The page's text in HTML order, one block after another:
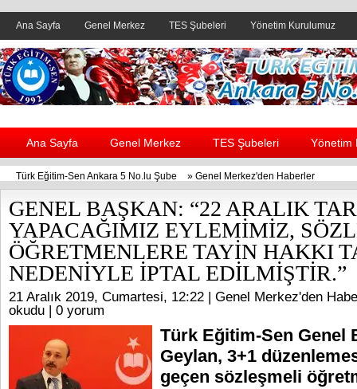
Ana Sayfa Genel Merkez TES Şubeleri Yönetim Kurulumuz
Header yanı reklam alanı
Ana Sayfa Genel Merkez TES Şubeleri Yönetim
Türk Eğitim-Sen Ankara 5 No.lu Şube » Genel Merkez'den Haberler
GENEL BAŞKAN: “22 ARALIK
YAPACAĞIMIZ EYLEMİMİZ,
ÖĞRETMENLERE TAYİN HAKKI
NEDENİYLE İPTAL EDİLMİŞTİR.”
21 Aralık 2019, Cumartesi, 12:22 | Genel Merkez'den
okudu | 0 yorum
Türk Eğitim-Sen Genel
Geylan, 3+1
geçen sözleşmeli